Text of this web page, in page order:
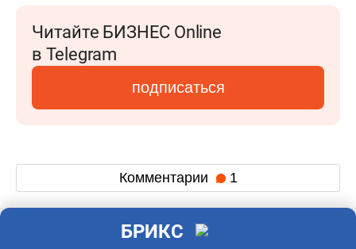
Читайте БИЗНЕС Online
в Telegram
подписаться
Комментарии 1
БРИКС